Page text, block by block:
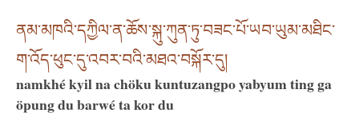
ནམ་མཁའི་དཀྱིལ་ན་ཆོས་སྐུ་ཀུན་ཏུ་བཟང་པོ་ཡབ་ཡུམ་མཐིང་
ག་འོད་ཕུང་དུ་འབར་བའི་མཐའ་བསྐོར་དུ།
namkhé kyil na chöku kuntuzangpo yabyum ting ga
öpung du barwé ta kor du